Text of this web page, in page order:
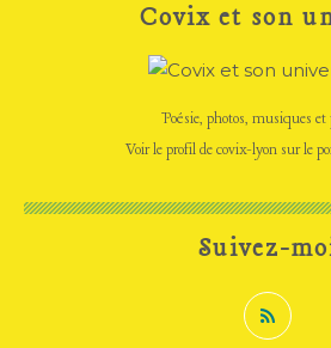
Covix et son
Poésie, photos, musiques et
Voir le profil decovix-lyon sur le
Suivez-